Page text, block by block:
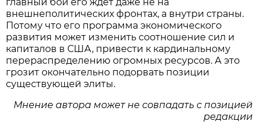
внешнеполитических фронтах, а внутри страны.
Потому что его программа экономического
развития может изменить соотношение сил и
капиталов в США, привести к кардинальному
перераспределению огромных ресурсов. А это
грозит окончательно подорвать позиции
существующей элиты.
Мнение автора может не совпадать с позицией
редакции